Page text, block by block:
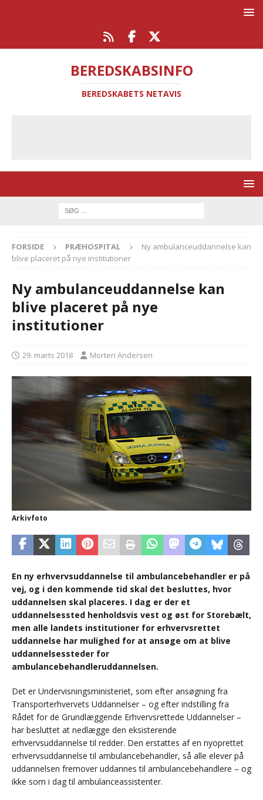
BEREDSKABSINFO
BEREDSKABETS NETAVIS
FORSIDE PRÆHOSPITAL
Ny ambulanceuddannelse kan
blive placeret på nye institutioner
Ny ambulanceuddannelse kan
blive placeret på nye
institutioner
29. marts 2018 Morten Andersen
Arkivfoto
En ny erhvervsuddannelse til ambulancebehandler er på
vej, og i den kommende tid skal det besluttes, hvor
uddannelsen skal placeres. I dag er der et
uddannelsessted henholdsvis vest og øst for Storebælt,
men alle landets institutioner for erhvervsrettet
uddannelse har mulighed for at ansøge om at blive
uddannelsessteder for
ambulancebehandleruddannelsen.
Det er Undervisningsministeriet, som efter ansøgning fra
Transporterhvervets Uddannelser – og efter indstilling fra
Rådet for de Grundlæggende Erhvervsrettede Uddannelser –
har besluttet at nedlægge den eksisterende
erhvervsuddannelse til redder. Den erstattes af en nyoprettet
erhvervsuddannelse til ambulancebehandler, så alle elever på
uddannelsen fremover uddannes til ambulancebehandlere – og
ikke som i dag til ambulanceassistenter.